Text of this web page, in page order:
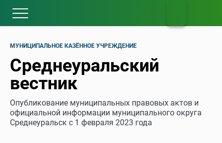
МУНИЦИПАЛЬНОЕ КАЗЁННОЕ УЧРЕЖДЕНИЕ
Среднеуральский
вестник
Опубликование муниципальных правовых актов и
официальной информации муниципального округа
Среднеуральск с 1 февраля 2023 года